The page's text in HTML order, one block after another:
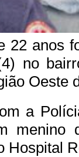
22 anos
no
Oeste
a
menino
Hospital